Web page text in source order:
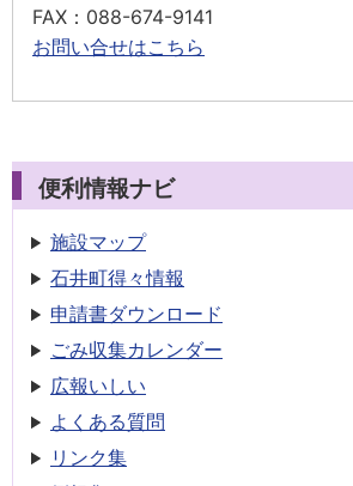
FAX ：088-674-9141
お問い合せはこちら
便利情報ナビ
施設マップ
石井町得々情報
申請書ダウンロード
ごみ収集カレンダー
広報いしい
よくある質問
リンク集